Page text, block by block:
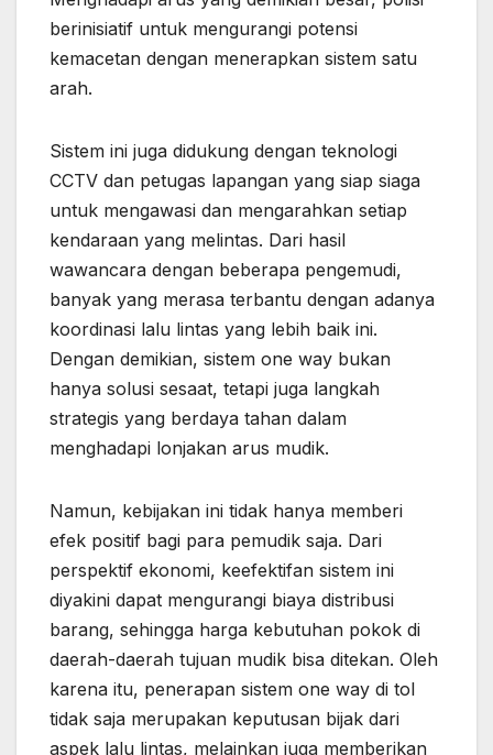
berinisiatif untuk mengurangi potensi
kemacetan dengan menerapkan sistem satu
arah.
Sistem ini juga didukung dengan teknologi
CCTV dan petugas lapangan yang siap siaga
untuk mengawasi dan mengarahkan setiap
kendaraan yang melintas. Dari hasil
wawancara dengan beberapa pengemudi,
banyak yang merasa terbantu dengan adanya
koordinasi lalu lintas yang lebih baik ini.
Dengan demikian, sistem one way bukan
hanya solusi sesaat, tetapi juga langkah
strategis yang berdaya tahan dalam
menghadapi lonjakan arus mudik.
Namun, kebijakan ini tidak hanya memberi
efek positif bagi para pemudik saja. Dari
perspektif ekonomi, keefektifan sistem ini
diyakini dapat mengurangi biaya distribusi
barang, sehingga harga kebutuhan pokok di
daerah-daerah tujuan mudik bisa ditekan. Oleh
karena itu, penerapan sistem one way di tol
tidak saja merupakan keputusan bijak dari
aspek lalu lintas, melainkan juga memberikan